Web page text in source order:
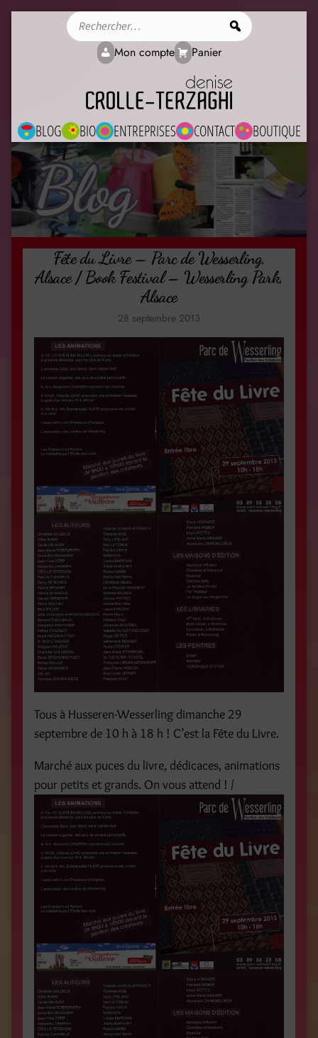
BLOG BIO ENTREPRISES CONTACT BOUTIQUE
Mon compte Panier
Blog
Fête du Livre – Parc de Wesserling,
Alsace / Book Festival – Wesserling Park,
Alsace
28 septembre 2013
Tous à Husseren-Wesserling dimanche 29
septembre de 10 h à 18 h ! C’est la Fête du Livre.
Marché aux puces du livre, dédicaces, animations
pour petits et grands. On vous attend ! /